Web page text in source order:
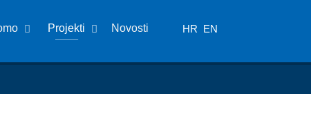
Projekti Novosti HR EN